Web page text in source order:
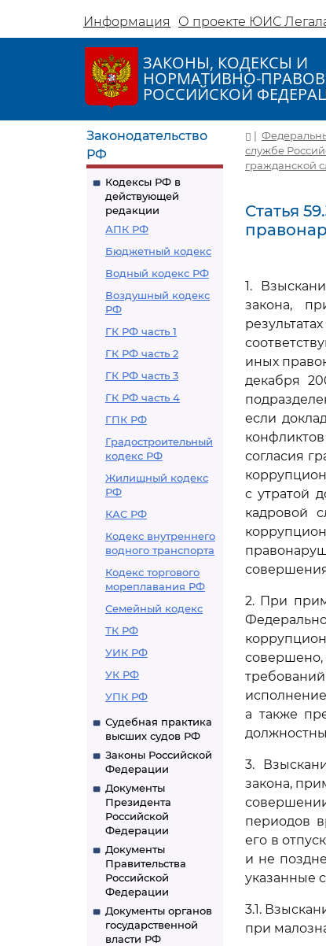
Информация О проекте ЮИС
ЗАКОНЫ, КОДЕКСЫ И
НОРМАТИВНО-
РОССИЙСКОЙ
Законодательство
РФ
Кодексы РФ в
действующей
редакции
АПК РФ
Бюджетный кодекс
Водный кодекс РФ
Воздушный кодекс
РФ
ГК РФ часть 1
ГК РФ часть 2
ГК РФ часть 3
ГК РФ часть 4
ГПК РФ
Градостроительный
кодекс РФ
Жилищный кодекс
РФ
КАС РФ
Кодекс внутреннего
водного транспорта
Кодекс торгового
мореплавания РФ
Семейный кодекс
ТК РФ
УИК РФ
УК РФ
УПК РФ
Судебная практика
высших судов РФ
Законы Российской
Федерации
Документы
Президента
Российской
Федерации
Документы
Правительства
Российской
Федерации
Документы органов
государственной
власти РФ
|
службе
гражданской
Статья
1.
закона,
иных
декабря
если
согласия
с утратой
кадровой
2. При
а также
3.
закона,
периодов
его в
и не
указанные
3.1.
при